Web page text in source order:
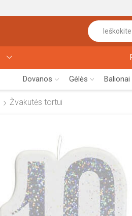
Dovanos Gėlės Balionai
Žvakutės tortui